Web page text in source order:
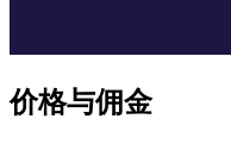
价格与佣金